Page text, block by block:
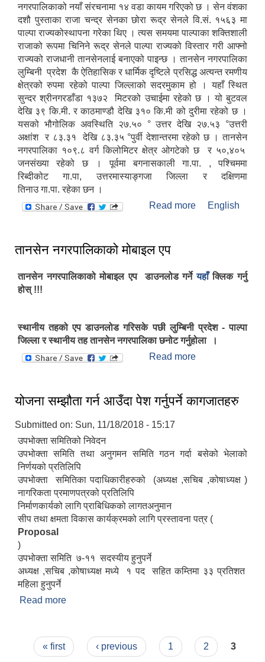
नगरपालिकाको नयाँ संरचनामा १४ वडा कायम गरिएको छ । सेन वंशका
दशौ पुस्ताका राजा चन्द्र सेनका छोरा रूद्र सेनले वि.सं. १५६३ मा
पाल्पा राज्यकोस्थापना गरेका थिए । त्यस समयमा पाल्पाका शक्तिशाली
राजाको रूपमा चिनिने रूद्र सेनले पाल्पा राज्यको विस्तार गरी आफ्नो
राज्यको राजधानी तानसेनलाई बनाएको पाइन्छ । तानसेन नगरपालिका
लुम्बिनी प्रदेश कै ऐतिहासिक र धार्मिक दृष्टिले प्रसिद्ध अत्यन्त रमणीय
क्षेत्रको रुपमा रहेको पाल्पा जिल्लाको सदरमुकाम हो । यहाँ स्थित
सुन्दर श्रीनगरडाँडा १३७२ मिटरको उचाईमा रहेको छ । यो बुटवल
देखि ३९ कि.मी. र काठमाण्डौ देखि ३१० कि.मी को दुरीमा रहेको छ ।
यसको भौगोलिक अवस्थिति २७.५० ° उत्तर देखि २७.५३ °उत्तरी
अक्षांश र ८३.३१ देखि ८३.३५ °पुर्वी देशान्तरमा रहेको छ । तानसेन
नगरपालिका १०९‍.८ वर्ग किलोमिटर क्षेत्र ओगटेको छ र ५०,४०५
जनसंख्या रहेको छ । पूर्वमा बगनासकाली गा.पा. , पश्चिममा
रिब्दीकोट गा.पा, उत्तरमास्याङ्गजा जिल्ला र दक्षिणमा
तिनाउ गा.पा. रहेका छन ।
Read more about तानसेन
English
तानसेन नगरपालिकाको मोबाइल एप
तानसेन नगरपालिकाको मोबाइल एप डाउनलोड गर्नेयहाँक्लिक गर्नु
होस् !!!
स्थानीय तहको एप डाउनलोड गरिसके पछी लुम्बिनी प्रदेश - पाल्पा
जिल्ला र स्थानीय तह तानसेन नगरपालिका छनोट गर्नुहोला ।
Read more
योजना सम्झौता गर्न आउँदा पेश गर्नुपर्ने कागजातहरु
Submitted on: Sun, 11/18/2018 - 15:17
उपभोक्ता समितिको निवेदन
उपभोक्ता समिति तथा अनुगमन समिति गठन गर्दा बसेको भेलाको
निर्णयको प्रतिलिपि
उपभोक्ता समितिका पदाधिकारीहरुको (अध्यक्ष ,सचिब ,कोषाध्यक्ष )
नागरिकता प्रमाणपत्रको प्रतिलिपि
निर्माणकार्यको लागि प्राबिधिकको लागतअनुमान
सीप तथा क्षमता विकास कार्यक्रमको लागि प्रस्तावना पत्र (
Proposal
)
उपभोक्ता समिति ७-११ सदस्यीय हुनुपर्ने
अध्यक्ष ,सचिब ,कोषाध्यक्ष मध्ये १ पद सहित कम्तिमा ३३ प्रतिशत
महिला हुनुपर्ने
Read more
Pages
« first ‹ previous 1 2 3